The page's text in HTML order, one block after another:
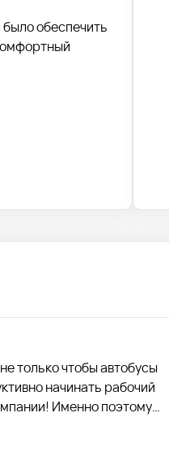
обеспечить
только чтобы автобусы
начинать рабочий
Именно поэтому